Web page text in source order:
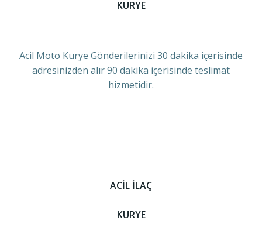
KURYE
Acil Moto Kurye Gönderilerinizi 30 dakika içerisinde
adresinizden alır 90 dakika içerisinde teslimat
hizmetidir.
ACİL İLAÇ
KURYE